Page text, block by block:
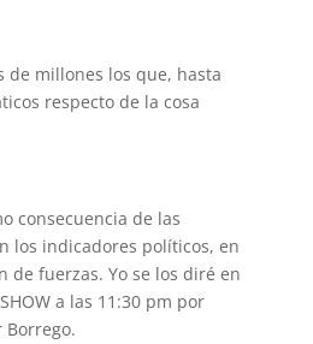
de millones los que, hasta
respecto de la cosa
consecuencia de las
los indicadores políticos, en
de fuerzas. Yo se los diré en
a las 11:30 pm por
Borrego.